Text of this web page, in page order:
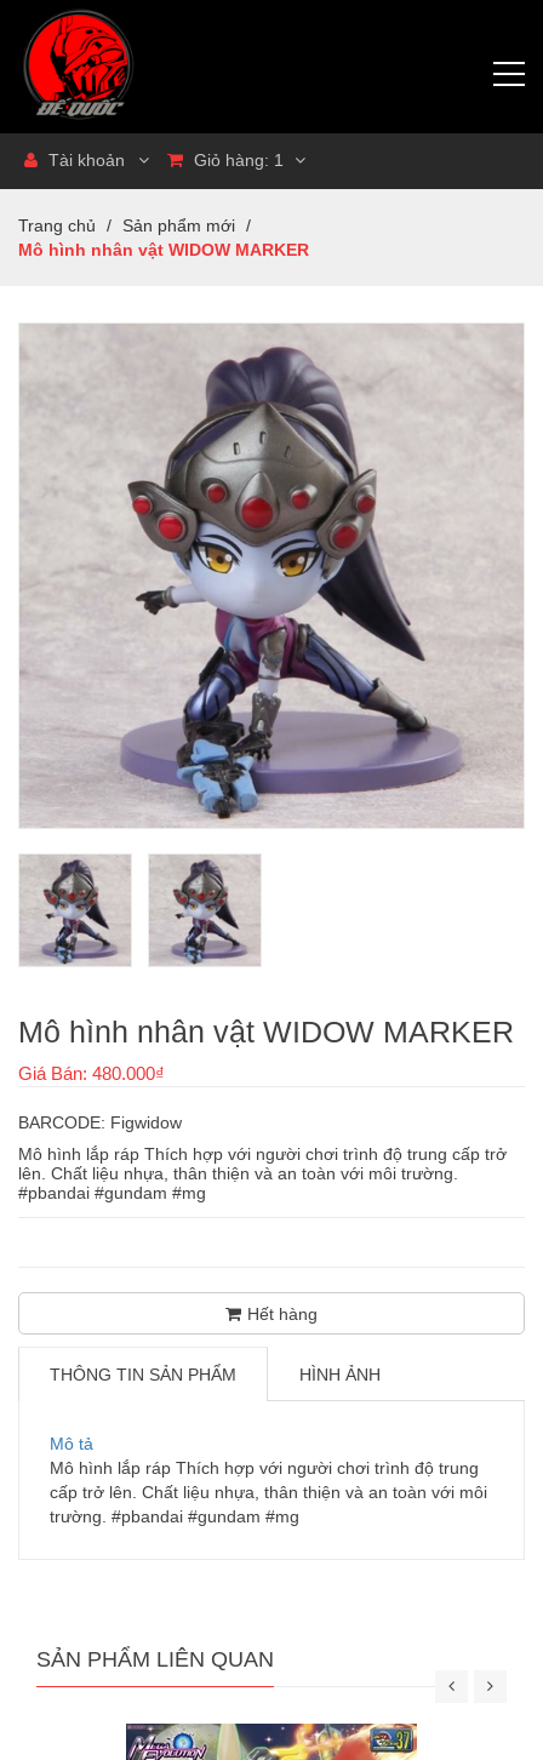
Tài khoản Giỏ hàng: 1
Trang chủ / Sản phẩm mới /
Mô hình nhân vật WIDOW MARKER
Mô hình nhân vật WIDOW MARKER
Giá Bán: 480.000₫
BARCODE: Figwidow
Mô hình lắp ráp Thích hợp với người chơi trình độ trung cấp trở
lên. Chất liệu nhựa, thân thiện và an toàn với môi trường.
#pbandai #gundam #mg
Hết hàng
THÔNG TIN SẢN PHẨM HÌNH ẢNH
Mô tả
Mô hình lắp ráp Thích hợp với người chơi trình độ trung
cấp trở lên. Chất liệu nhựa, thân thiện và an toàn với môi
trường. #pbandai #gundam #mg
SẢN PHẨM LIÊN QUAN